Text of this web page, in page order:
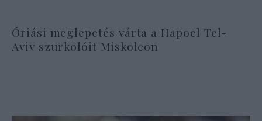
Óriási meglepetés várta a Hapoel Tel-
Aviv szurkolóit Miskolcon